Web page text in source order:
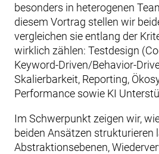
besonders in heterogenen
diesem Vortrag stellen wir
vergleichen sie entlang der
wirklich zählen: Testdesign
Keyword-Driven/Behavior-
Skalierbarkeit, Reporting,
Performance sowie KI
Im Schwerpunkt zeigen wir,
beiden Ansätzen strukturieren
Abstraktionsebenen,